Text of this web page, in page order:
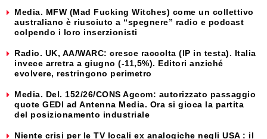
Media. MFW (Mad Fucking Witches) come un collettivo
australiano è riusciuto a “spegnere” radio e podcast
colpendo i loro inserzionisti
Radio. UK, AA/WARC: cresce raccolta (IP in testa). Italia
invece arretra a giugno (-11,5%). Editori anziché
evolvere, restringono perimetro
Media. Del. 152/26/CONS Agcom: autorizzato passaggio
quote GEDI ad Antenna Media. Ora si gioca la partita
del posizionamento industriale
Niente crisi per le TV locali ex analogiche negli USA : il